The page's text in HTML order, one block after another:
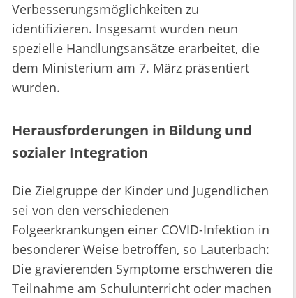
Verbesserungsmöglichkeiten zu
identifizieren. Insgesamt wurden neun
spezielle Handlungsansätze erarbeitet, die
dem Ministerium am 7. März präsentiert
wurden.
Herausforderungen in Bildung und
sozialer Integration
Die Zielgruppe der Kinder und Jugendlichen
sei von den verschiedenen
Folgeerkrankungen einer COVID-Infektion in
besonderer Weise betroffen, so Lauterbach:
Die gravierenden Symptome erschweren die
Teilnahme am Schulunterricht oder machen